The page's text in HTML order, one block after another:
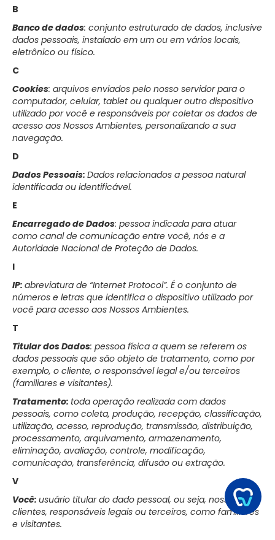
B
Banco de dados: conjunto estruturado de dados, inclusive
dados pessoais, instalado em um ou em vários locais,
eletrônico ou físico.
C
Cookies: arquivos enviados pelo nosso servidor para o
computador, celular, tablet ou qualquer outro dispositivo
utilizado por você e responsáveis por coletar os dados de
acesso aos Nossos Ambientes, personalizando a sua
navegação.
D
Dados Pessoais: Dados relacionados a pessoa natural
identificada ou identificável.
E
Encarregado de Dados: pessoa indicada para atuar
como canal de comunicação entre você, nós e a
Autoridade Nacional de Proteção de Dados.
I
IP: abreviatura de “Internet Protocol”. É o conjunto de
números e letras que identifica o dispositivo utilizado por
você para acesso aos Nossos Ambientes.
T
Titular dos Dados: pessoa física a quem se referem os
dados pessoais que são objeto de tratamento, como por
exemplo, o cliente, o responsável legal e/ou terceiros
(familiares e visitantes).
Tratamento: toda operação realizada com dados
pessoais, como coleta, produção, recepção, classificação,
utilização, acesso, reprodução, transmissão, distribuição,
processamento, arquivamento, armazenamento,
eliminação, avaliação, controle, modificação,
comunicação, transferência, difusão ou extração.
V
Você: usuário titular do dado pessoal, ou seja, nossos
clientes, responsáveis legais ou terceiros, como familiares
e visitantes.